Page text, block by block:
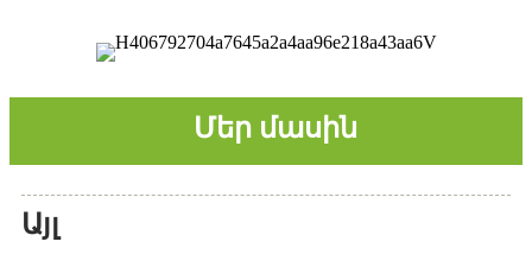
Մեր մասին
Այլ